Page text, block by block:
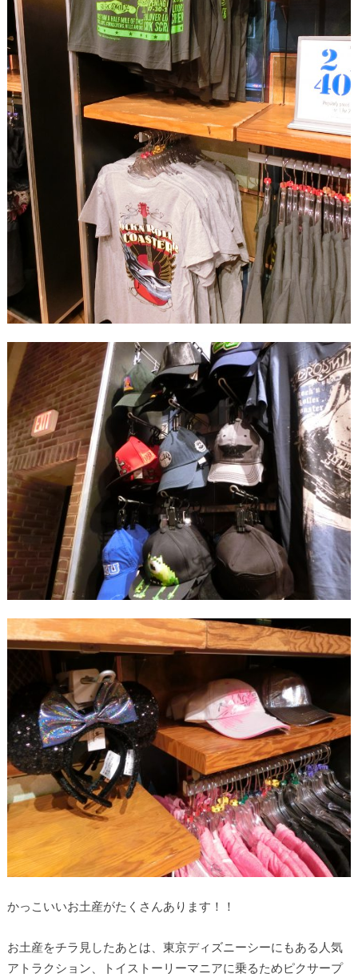
かっこいいお土産がたくさんあります！！
お土産をチラ見したあとは、東京ディズニーシーにもある人気
アトラクション、トイストーリーマニアに乗るためピクサープ